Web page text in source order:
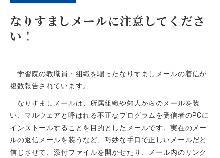
なりすましメールに注意してくださ
い！
学習院の教職員・組織を騙ったなりすましメールの着信が
複数報告されています。
なりすましメールは、所属組織や知人からのメールを装
い、マルウェアと呼ばれる不正なプログラムを受信者のPCに
インストールすることを目的としたメールです。実在のメー
ルの返信メールを装うなど、巧妙な手口で正しいメールだと
信じさせて、添付ファイルを開かせたり、メール内のリンク